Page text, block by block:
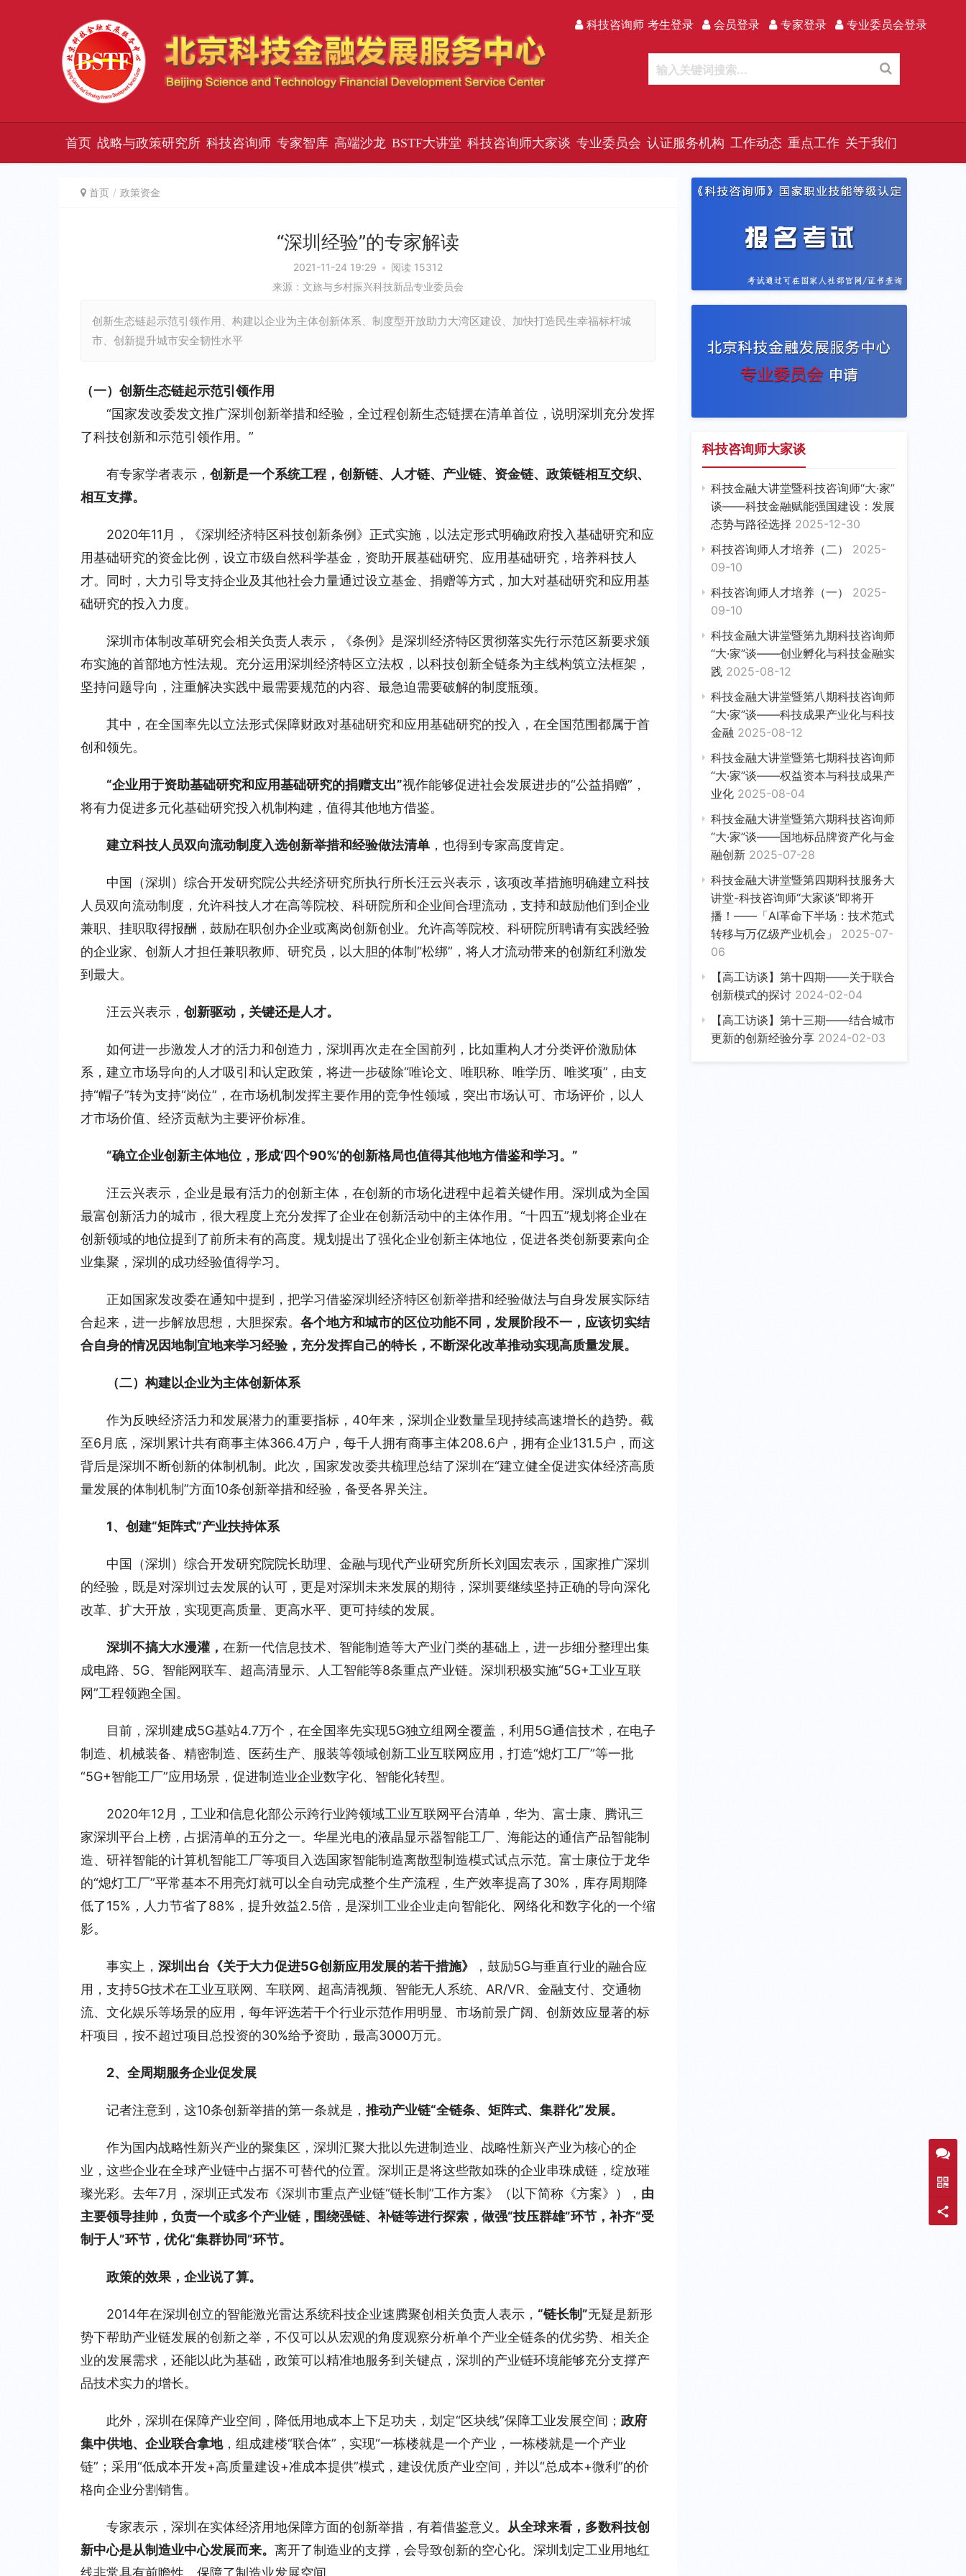
科技咨询师 考生登录 会员登录 专家登录 专业委员会登录
首页 战略与政策研究所 科技咨询师 专家智库 高端沙龙 BSTF大讲堂 科技咨询师大家谈 专业委员会 认证服务机构 工作动态 重点工作 关于我们
首页 政策资金
“深圳经验”的专家解读
2021-11-24 19:29 • 阅读 15312
来源：文旅与乡村振兴科技新品专业委员会
创新生态链起示范引领作用、构建以企业为主体创新体系、制度型开放助力大湾区建设、加快打造民生幸福标杆城
市、创新提升城市安全韧性水平
（一）创新生态链起示范引领作用
“国家发改委发文推广深圳创新举措和经验，全过程创新生态链摆在清单首位，说明深圳充分发挥
了科技创新和示范引领作用。”
有专家学者表示， 创新是一个系统工程，创新链、人才链、产业链、资金链、政策链相互交织、
相互支撑。
2020年11月，《深圳经济特区科技创新条例》正式实施，以法定形式明确政府投入基础研究和应
用基础研究的资金比例，设立市级自然科学基金，资助开展基础研究、应用基础研究，培养科技人
才。同时，大力引导支持企业及其他社会力量通过设立基金、捐赠等方式，加大对基础研究和应用基
础研究的投入力度。
深圳市体制改革研究会相关负责人表示，《条例》是深圳经济特区贯彻落实先行示范区新要求颁
布实施的首部地方性法规。充分运用深圳经济特区立法权，以科技创新全链条为主线构筑立法框架，
坚持问题导向，注重解决实践中最需要规范的内容、最急迫需要破解的制度瓶颈。
其中，在全国率先以立法形式保障财政对基础研究和应用基础研究的投入，在全国范围都属于首
创和领先。
“企业用于资助基础研究和应用基础研究的捐赠支出”视作能够促进社会发展进步的“公益捐赠”，
将有力促进多元化基础研究投入机制构建，值得其他地方借鉴。
建立科技人员双向流动制度入选创新举措和经验做法清单 ，也得到专家高度肯定。
中国（深圳）综合开发研究院公共经济研究所执行所长汪云兴表示，该项改革措施明确建立科技
人员双向流动制度，允许科技人才在高等院校、科研院所和企业间合理流动，支持和鼓励他们到企业
兼职、挂职取得报酬，鼓励在职创办企业或离岗创新创业。允许高等院校、科研院所聘请有实践经验
的企业家、创新人才担任兼职教师、研究员，以大胆的体制“松绑”，将人才流动带来的创新红利激发
到最大。
汪云兴表示， 创新驱动，关键还是人才。
如何进一步激发人才的活力和创造力，深圳再次走在全国前列，比如重构人才分类评价激励体
系，建立市场导向的人才吸引和认定政策，将进一步破除“唯论文、唯职称、唯学历、唯奖项”，由支
持“帽子”转为支持“岗位”，在市场机制发挥主要作用的竞争性领域，突出市场认可、市场评价，以人
才市场价值、经济贡献为主要评价标准。
“确立企业创新主体地位，形成‘四个90%’的创新格局也值得其他地方借鉴和学习。”
汪云兴表示，企业是最有活力的创新主体，在创新的市场化进程中起着关键作用。深圳成为全国
最富创新活力的城市，很大程度上充分发挥了企业在创新活动中的主体作用。“十四五”规划将企业在
创新领域的地位提到了前所未有的高度。规划提出了强化企业创新主体地位，促进各类创新要素向企
业集聚，深圳的成功经验值得学习。
正如国家发改委在通知中提到，把学习借鉴深圳经济特区创新举措和经验做法与自身发展实际结
合起来，进一步解放思想，大胆探索。 各个地方和城市的区位功能不同，发展阶段不一，应该切实结
合自身的情况因地制宜地来学习经验，充分发挥自己的特长，不断深化改革推动实现高质量发展。
（二）构建以企业为主体创新体系
作为反映经济活力和发展潜力的重要指标，40年来，深圳企业数量呈现持续高速增长的趋势。截
至6月底，深圳累计共有商事主体366.4万户，每千人拥有商事主体208.6户，拥有企业131.5户，而这
背后是深圳不断创新的体制机制。此次，国家发改委共梳理总结了深圳在“建立健全促进实体经济高质
量发展的体制机制”方面10条创新举措和经验，备受各界关注。
1、创建“矩阵式”产业扶持体系
中国（深圳）综合开发研究院院长助理、金融与现代产业研究所所长刘国宏表示，国家推广深圳
的经验，既是对深圳过去发展的认可，更是对深圳未来发展的期待，深圳要继续坚持正确的导向深化
改革、扩大开放，实现更高质量、更高水平、更可持续的发展。
深圳不搞大水漫灌， 在新一代信息技术、智能制造等大产业门类的基础上，进一步细分整理出集
成电路、5G、智能网联车、超高清显示、人工智能等8条重点产业链。深圳积极实施“5G+工业互联
网”工程领跑全国。
目前，深圳建成5G基站4.7万个，在全国率先实现5G独立组网全覆盖，利用5G通信技术，在电子
制造、机械装备、精密制造、医药生产、服装等领域创新工业互联网应用，打造“熄灯工厂”等一批
“5G+智能工厂”应用场景，促进制造业企业数字化、智能化转型。
2020年12月，工业和信息化部公示跨行业跨领域工业互联网平台清单，华为、富士康、腾讯三
家深圳平台上榜，占据清单的五分之一。华星光电的液晶显示器智能工厂、海能达的通信产品智能制
造、研祥智能的计算机智能工厂等项目入选国家智能制造离散型制造模式试点示范。富士康位于龙华
的“熄灯工厂”平常基本不用亮灯就可以全自动完成整个生产流程，生产效率提高了30%，库存周期降
低了15%，人力节省了88%，提升效益2.5倍，是深圳工业企业走向智能化、网络化和数字化的一个缩
影。
事实上， 深圳出台《关于大力促进5G创新应用发展的若干措施》
，鼓励5G与垂直行业的融合应
用，支持5G技术在工业互联网、车联网、超高清视频、智能无人系统、AR/VR、金融支付、交通物
流、文化娱乐等场景的应用，每年评选若干个行业示范作用明显、市场前景广阔、创新效应显著的标
杆项目，按不超过项目总投资的30%给予资助，最高3000万元。
2、全周期服务企业促发展
记者注意到，这10条创新举措的第一条就是， 推动产业链“全链条、矩阵式、集群化”发展。
作为国内战略性新兴产业的聚集区，深圳汇聚大批以先进制造业、战略性新兴产业为核心的企
业，这些企业在全球产业链中占据不可替代的位置。深圳正是将这些散如珠的企业串珠成链，绽放璀
璨光彩。去年7月，深圳正式发布《深圳市重点产业链“链长制”工作方案》（以下简称《方案》）， 由
主要领导挂帅，负责一个或多个产业链，围绕强链、补链等进行探索，做强“技压群雄”环节，补齐“受
制于人”环节，优化“集群协同”环节。
政策的效果，企业说了算。
2014年在深圳创立的智能激光雷达系统科技企业速腾聚创相关负责人表示， “链长制”无疑是新形
势下帮助产业链发展的创新之举，不仅可以从宏观的角度观察分析单个产业全链条的优劣势、相关企
业的发展需求，还能以此为基础，政策可以精准地服务到关键点，深圳的产业链环境能够充分支撑产
品技术实力的增长。
此外，深圳在保障产业空间，降低用地成本上下足功夫，划定“区块线”保障工业发展空间； 政府
集中供地、企业联合拿地，组成建楼“联合体”，实现“一栋楼就是一个产业，一栋楼就是一个产业
链”；采用“低成本开发+高质量建设+准成本提供”模式，建设优质产业空间，并以“总成本+微利”的价
格向企业分割销售。
专家表示，深圳在实体经济用地保障方面的创新举措，有着借鉴意义。 从全球来看，多数科技创
新中心是从制造业中心发展而来。 离开了制造业的支撑，会导致创新的空心化。深圳划定工业用地红
线非常具有前瞻性，保障了制造业发展空间。
科技咨询师大家谈
科技金融大讲堂暨科技咨询师“大·家”
谈——科技金融赋能强国建设：发展
态势与路径选择 2025-12-30
科技咨询师人才培养（二） 2025-
09-10
科技咨询师人才培养（一） 2025-
09-10
科技金融大讲堂暨第九期科技咨询师
“大·家”谈——创业孵化与科技金融实
践 2025-08-12
科技金融大讲堂暨第八期科技咨询师
“大·家”谈——科技成果产业化与科技
金融 2025-08-12
科技金融大讲堂暨第七期科技咨询师
“大·家”谈——权益资本与科技成果产
业化 2025-08-04
科技金融大讲堂暨第六期科技咨询师
“大·家”谈——国地标品牌资产化与金
融创新 2025-07-28
科技金融大讲堂暨第四期科技服务大
讲堂-科技咨询师“大家谈”即将开
播！——「AI革命下半场：技术范式
转移与万亿级产业机会」 2025-07-
06
【高工访谈】第十四期——关于联合
创新模式的探讨 2024-02-04
【高工访谈】第十三期——结合城市
更新的创新经验分享 2024-02-03